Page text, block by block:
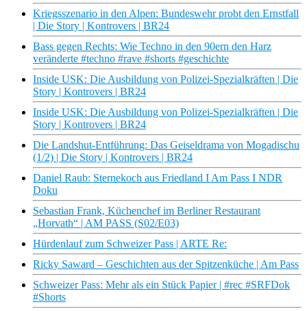
Kriegsszenario in den Alpen: Bundeswehr probt den Ernstfall
| Die Story | Kontrovers | BR24
Bass gegen Rechts: Wie Techno in den 90ern den Harz
veränderte #techno #rave #shorts #geschichte
Inside USK: Die Ausbildung von Polizei-Spezialkräften | Die
Story | Kontrovers | BR24
Inside USK: Die Ausbildung von Polizei-Spezialkräften | Die
Story | Kontrovers | BR24
Die Landshut-Entführung: Das Geiseldrama von Mogadischu
(1/2) | Die Story | Kontrovers | BR24
Daniel Raub: Sternekoch aus Friedland I Am Pass I NDR
Doku
Sebastian Frank, Küchenchef im Berliner Restaurant
„Horvath“ | AM PASS (S02/E03)
Hürdenlauf zum Schweizer Pass | ARTE Re:
Ricky Saward – Geschichten aus der Spitzenküche | Am Pass
Schweizer Pass: Mehr als ein Stück Papier | #rec #SRFDok
#Shorts